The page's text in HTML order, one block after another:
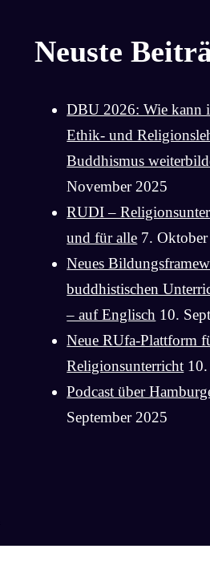
Neuste
DBU 2026: Wie kann
Ethik- und
Buddhismus
November 2025
RUDI –
und für alle 7.
Neues
buddhistischen
– auf Englisch 10.
Neue RUfa-Plattform
Religionsunterricht
Podcast über
September 2025